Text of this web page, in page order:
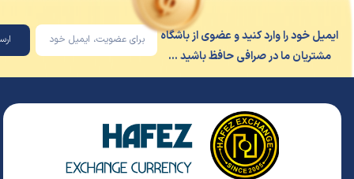
خود را وارد کنید و عضوی از باشگاه
ما در صرافی حافظ باشید ...